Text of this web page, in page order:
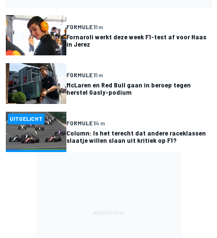
FORMULE 11 m
Fornaroli werkt deze week F1-test af voor Haas
in Jerez
FORMULE 11 m
McLaren en Red Bull gaan in beroep tegen
herstel Gasly-podium
UITGELICHT
FORMULE 14 m
Column: Is het terecht dat andere raceklassen
slaatje willen slaan uit kritiek op F1?